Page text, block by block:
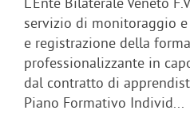
servizio di monitoraggio
e registrazione della
professionalizzante in
dal contratto di
Piano Formativo Individ...